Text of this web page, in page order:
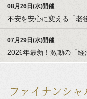
08月26日(水)開催
不安を安心に変える「老
07月29日(水)開催
2026年最新！激動の「
ファイナンシ